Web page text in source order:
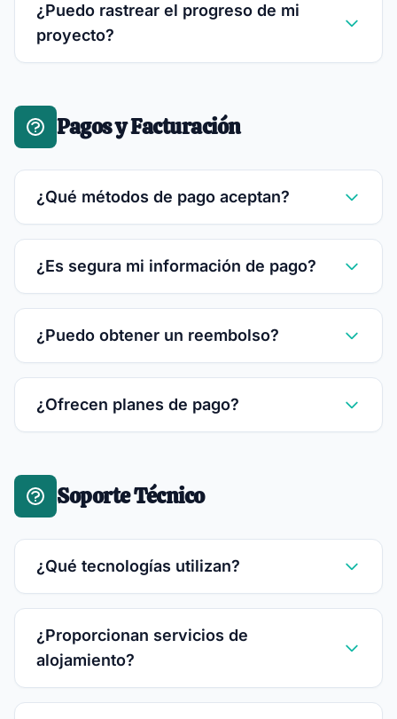
¿Puedo rastrear el progreso de mi
proyecto?
Pagos y Facturación
¿Qué métodos de pago aceptan?
¿Es segura mi información de pago?
¿Puedo obtener un reembolso?
¿Ofrecen planes de pago?
Soporte Técnico
¿Qué tecnologías utilizan?
¿Proporcionan servicios de
alojamiento?